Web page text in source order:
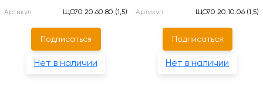
Артикул
ЩО70 20.60.80 (1,5)
Подписаться
Нет в наличии
Артикул
ЩО70 20.10.06 (1,5)
Подписаться
Нет в наличии